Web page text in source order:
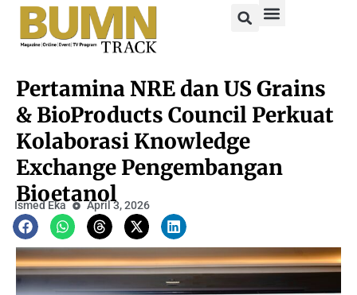
Pertamina NRE dan US Grains
& BioProducts Council Perkuat
Kolaborasi Knowledge
Exchange Pengembangan
Bioetanol
Ismed Eka April 3, 2026